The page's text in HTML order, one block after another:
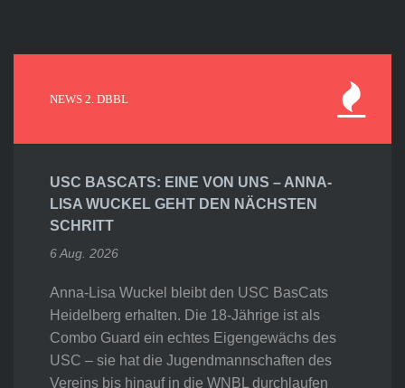
NEWS 2. DBBL
USC BASCATS: EINE VON UNS – ANNA-
LISA WUCKEL GEHT DEN NÄCHSTEN
SCHRITT
6 Aug. 2026
Anna-Lisa Wuckel bleibt den USC BasCats
Heidelberg erhalten. Die 18-Jährige ist als
Combo Guard ein echtes Eigengewächs des
USC – sie hat die Jugendmannschaften des
Vereins bis hinauf in die WNBL durchlaufen